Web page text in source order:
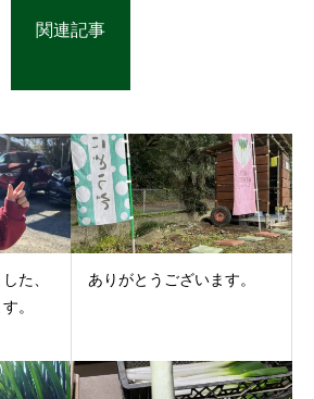
関連記事
た、
。
ありがとうございます。